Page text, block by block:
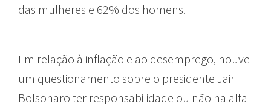
das mulheres e 62% dos homens.
Em relação à inflação e ao desemprego, houve
um questionamento sobre o presidente Jair
Bolsonaro ter responsabilidade ou não na alta